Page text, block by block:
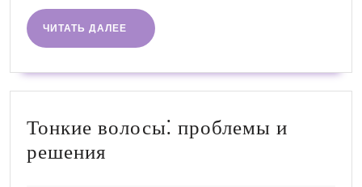
ЧИТАТЬ ДАЛЕЕ
ЧИТАТЬ
ДАЛЕЕ
Тонкие волосы⁚ проблемы и
решения